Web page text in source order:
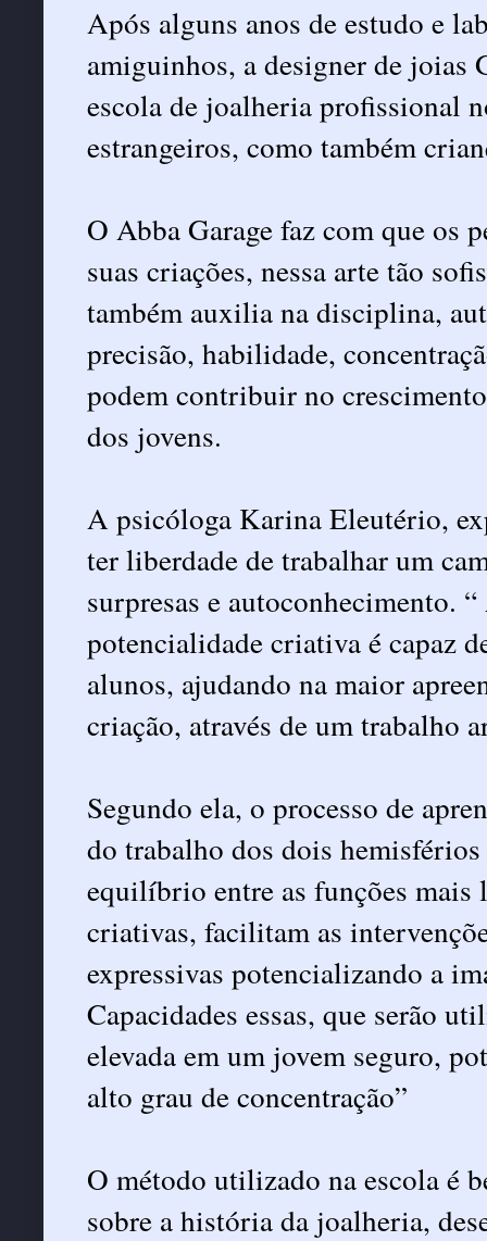
Após alguns anos de estudo e
amiguinhos, a designer de joias
escola de joalheria profissional
estrangeiros, como também
O Abba Garage faz com que os
suas criações, nessa arte tão
também auxilia na disciplina,
precisão, habilidade,
podem contribuir no
dos jovens.
A psicóloga Karina Eleutério,
ter liberdade de trabalhar um
surpresas e autoconhecimento.
potencialidade criativa é capaz
alunos, ajudando na maior
criação, através de um trabalho
Segundo ela, o processo de
do trabalho dos dois
equilíbrio entre as funções mais
criativas, facilitam as
expressivas potencializando a
Capacidades essas, que serão
elevada em um jovem seguro,
alto grau de concentração”
O método utilizado na escola é
sobre a história da joalheria,